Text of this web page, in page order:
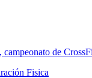
campeonato de
Fisica